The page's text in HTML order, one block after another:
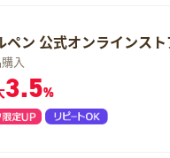
ペン 公式オンラインスト
入
3.5%